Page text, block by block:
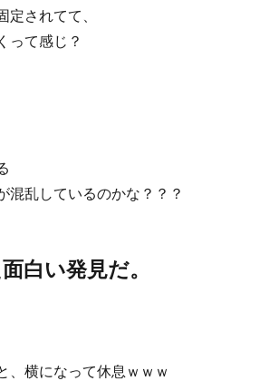
定されてて、
って感じ？
混乱しているのかな？？？
白い発見だ。
、横になって休息ｗｗｗ